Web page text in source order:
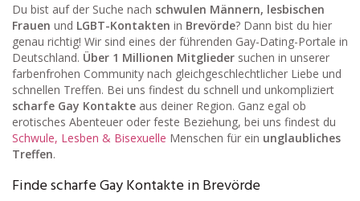
Du bist auf der Suche nach schwulen Männern, lesbischen
Frauen und LGBT-Kontakten in Brevörde? Dann bist du hier
genau richtig! Wir sind eines der führenden Gay-Dating-Portale in
Deutschland. Über 1 Millionen Mitglieder suchen in unserer
farbenfrohen Community nach gleichgeschlechtlicher Liebe und
schnellen Treffen. Bei uns findest du schnell und unkompliziert
scharfe Gay Kontakte aus deiner Region. Ganz egal ob
erotisches Abenteuer oder feste Beziehung, bei uns findest du
Schwule, Lesben & Bisexuelle Menschen für ein unglaubliches
Treffen.
Finde scharfe Gay Kontakte in Brevörde